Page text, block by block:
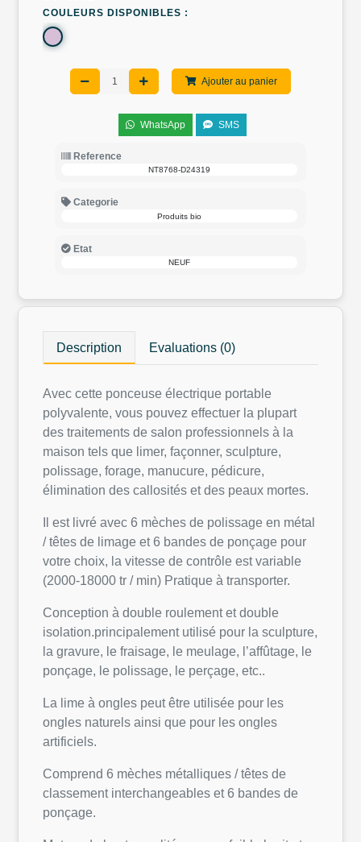
COULEURS DISPONIBLES :
Ajouter au panier
WhatsApp SMS
Reference
NT8768-D24319
Categorie
Produits bio
Etat
NEUF
Description Evaluations (0)
Avec cette ponceuse électrique portable
polyvalente, vous pouvez effectuer la plupart
des traitements de salon professionnels à la
maison tels que limer, façonner, sculpture,
polissage, forage, manucure, pédicure,
élimination des callosités et des peaux mortes.
Il est livré avec 6 mèches de polissage en métal
/ têtes de limage et 6 bandes de ponçage pour
votre choix, la vitesse de contrôle est variable
(2000-18000 tr / min) Pratique à transporter.
Conception à double roulement et double
isolation.principalement utilisé pour la sculpture,
la gravure, le fraisage, le meulage, l’affûtage, le
ponçage, le polissage, le perçage, etc..
La lime à ongles peut être utilisée pour les
ongles naturels ainsi que pour les ongles
artificiels.
Comprend 6 mèches métalliques / têtes de
classement interchangeables et 6 bandes de
ponçage.